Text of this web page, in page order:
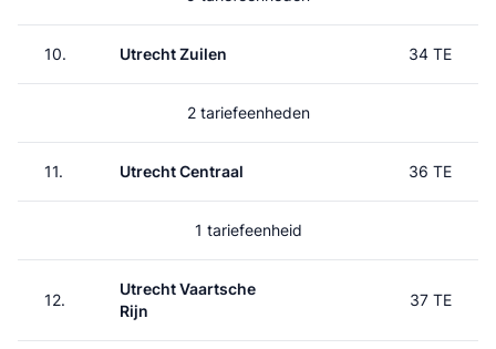
10. Utrecht Zuilen 34 TE
2 tariefeenheden
11. Utrecht Centraal 36 TE
1 tariefeenheid
12.
Utrecht Vaartsche
Rijn
37 TE